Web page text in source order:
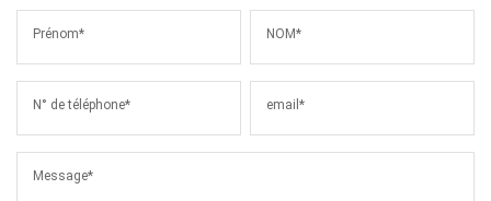
Prénom* NOM*
N° de téléphone* email*
Message*